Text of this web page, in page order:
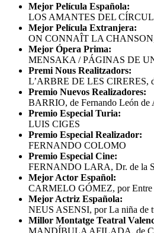
Mejor Película Española:
LOS AMANTES DEL
Mejor Película Extranjera:
ON CONNAÎT LA CHANSON,
Mejor Ópera Prima:
MENSAKA / PÁGINAS DE
Premi Nous Realitzadors:
L’ARBRE DE LES CIRERES,
Premio Nuevos Realizadores:
BARRIO, de Fernando León de
Premio Especial Turia:
LUIS CIGES
Premio Especial Realizador:
FERNANDO COLOMO
Premio Especial Cine:
FERNANDO LARA, Dr. de la
Mejor Actor Español:
CARMELO GÓMEZ, por Entre
Mejor Actriz Española:
NEUS ASENSI, por La niña de
Millor Montatge Teatral
MANDÍBULA AFILADA, de